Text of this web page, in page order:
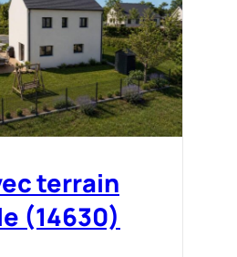
terrain
(14630)